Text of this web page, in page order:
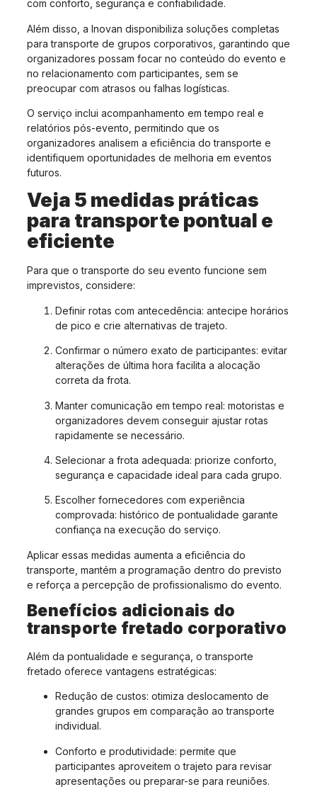
com conforto, segurança e confiabilidade.
Além disso, a Inovan disponibiliza soluções completas
para transporte de grupos corporativos, garantindo que
organizadores possam focar no conteúdo do evento e
no relacionamento com participantes, sem se
preocupar com atrasos ou falhas logísticas.
O serviço inclui acompanhamento em tempo real e
relatórios pós-evento, permitindo que os
organizadores analisem a eficiência do transporte e
identifiquem oportunidades de melhoria em eventos
futuros.
Veja 5 medidas práticas
para transporte pontual e
eficiente
Para que o transporte do seu evento funcione sem
imprevistos, considere:
Definir rotas com antecedência: antecipe horários
de pico e crie alternativas de trajeto.
Confirmar o número exato de participantes: evitar
alterações de última hora facilita a alocação
correta da frota.
Manter comunicação em tempo real: motoristas e
organizadores devem conseguir ajustar rotas
rapidamente se necessário.
Selecionar a frota adequada: priorize conforto,
segurança e capacidade ideal para cada grupo.
Escolher fornecedores com experiência
comprovada: histórico de pontualidade garante
confiança na execução do serviço.
Aplicar essas medidas aumenta a eficiência do
transporte, mantém a programação dentro do previsto
e reforça a percepção de profissionalismo do evento.
Benefícios adicionais do
transporte fretado corporativo
Além da pontualidade e segurança, o transporte
fretado oferece vantagens estratégicas:
Redução de custos: otimiza deslocamento de
grandes grupos em comparação ao transporte
individual.
Conforto e produtividade: permite que
participantes aproveitem o trajeto para revisar
apresentações ou preparar-se para reuniões.